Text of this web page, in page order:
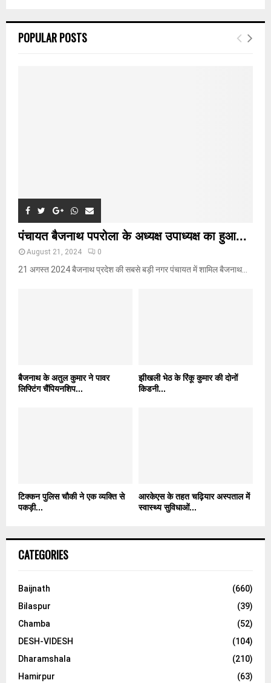
h
E
POPULAR POSTS
पंचायत बैजनाथ पपरोला के अध्यक्ष उपाध्यक्ष का हुआ...
August 21, 2024 0
21 अगस्त 2024 बैजनाथ प्रदेश की सबसे बड़ी नगर पंचायत में शामिल बैजनाथ...
बैजनाथ के अतुल कुमार ने पावर
लिफ्टिंग चैंपियनशिप...
झीखली भेठ के रिंकू कुमार की दोनों
किडनी...
टिक्कन पुलिस चौकी ने एक व्यक्ति से
पकड़ी...
आरकेएस के तहत चढ़ियार अस्पताल में
स्वास्थ्य सुविधाओं...
CATEGORIES
Baijnath
(660)
Bilaspur
(39)
Chamba
(52)
DESH-VIDESH
(104)
Dharamshala
(210)
Hamirpur
(63)